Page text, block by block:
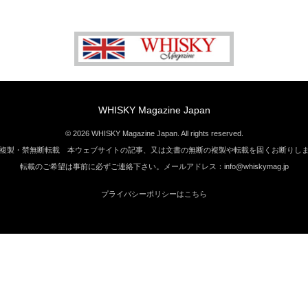
WHISKY Magazine Japan
© 2026 WHISKY Magazine Japan. All rights reserved.
製・禁無断転載 本ウェブサイトの記事、又は文書の無断の複製や転載を固くお断りし
転載のご希望は事前に必ずご連絡下さい。メールアドレス：info@whiskymag.jp
プライバシーポリシーはこちら